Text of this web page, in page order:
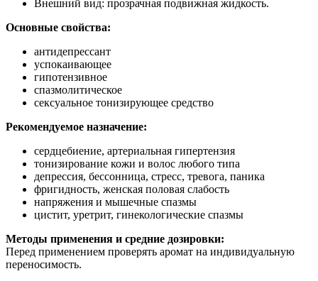
Внешний вид: прозрачная подвижная жидкость.
Основные свойства:
антидепрессант
успокаивающее
гипотензивное
спазмолитическое
сексуальное тонизирующее средство
Рекомендуемое назначение:
сердцебиение, артериальная гипертензия
тонизирование кожи и волос любого типа
депрессия, бессонница, стресс, тревога, паника
фригидность, женская половая слабость
напряжения и мышечные спазмы
цистит, уретрит, гинекологические спазмы
Методы применения и средние дозировки:
Перед применением проверять аромат на индивидуальную
переносимость.